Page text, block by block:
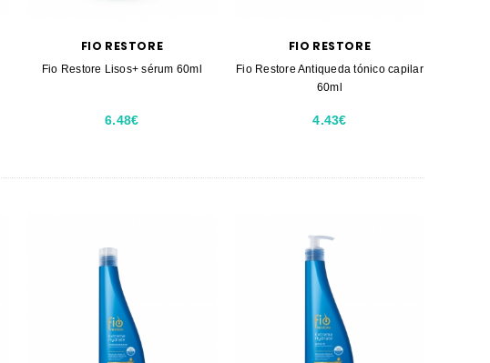
FIO RESTORE
Fio Restore Lisos+ sérum 60ml
6.48€
FIO RESTORE
Fio Restore Antiqueda tónico capilar
60ml
4.43€